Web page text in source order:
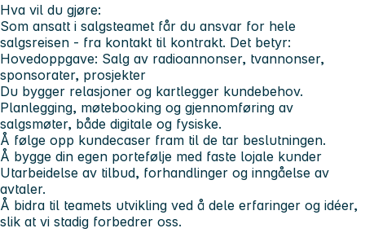
Hva vil du gjøre:
Som ansatt i salgsteamet får du ansvar for hele
salgsreisen - fra kontakt til kontrakt. Det betyr:
Hovedoppgave: Salg av radioannonser, tvannonser,
sponsorater, prosjekter
Du bygger relasjoner og kartlegger kundebehov.
Planlegging, møtebooking og gjennomføring av
salgsmøter, både digitale og fysiske.
Å følge opp kundecaser fram til de tar beslutningen.
Å bygge din egen portefølje med faste lojale kunder
Utarbeidelse av tilbud, forhandlinger og inngåelse av
avtaler.
Å bidra til teamets utvikling ved å dele erfaringer og idéer,
slik at vi stadig forbedrer oss.